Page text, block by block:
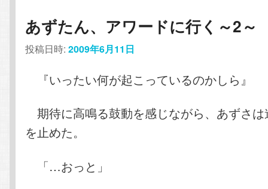
あずたん、アワードに行く～2～
投稿日時:2009年6月11日
『いったい何が起こっているのかしら』
期待に高鳴る鼓動を感じながら、あずさ
を止めた。
「…おっと」